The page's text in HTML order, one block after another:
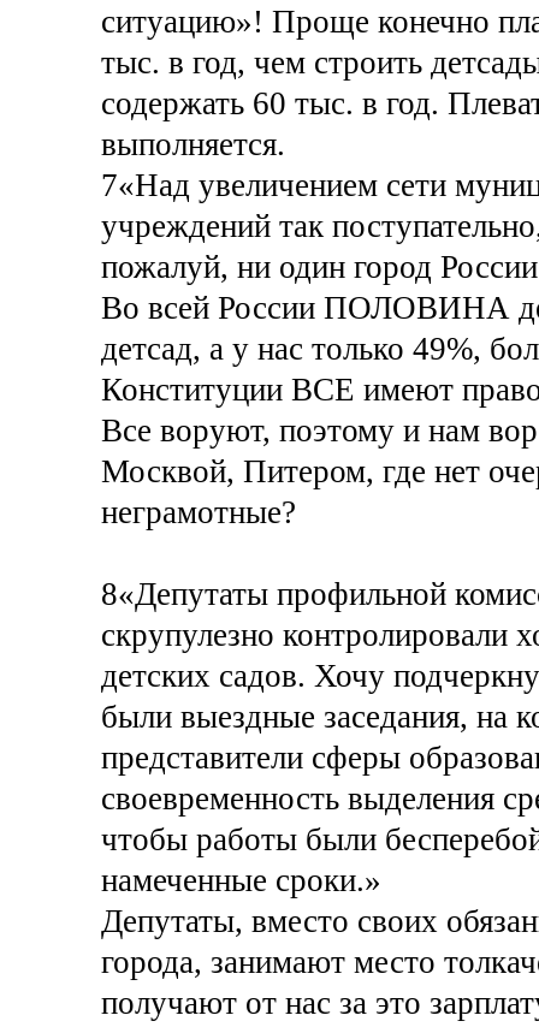
ситуацию»! Проще конечно
тыс. в год, чем строить
содержать 60 тыс. в год.
выполняется.
7«Над увеличением сети
учреждений так
пожалуй, ни один город
Во всей России ПОЛОВИНА
детсад, а у нас только 49%,
Конституции ВСЕ имеют
Все воруют, поэтому и нам
Москвой, Питером, где нет
неграмотные?
8«Депутаты профильной
скрупулезно контролировали
детских садов. Хочу
были выездные заседания, на
представители сферы
своевременность выделения
чтобы работы были
намеченные сроки.»
Депутаты, вместо своих
города, занимают место
получают от нас за это